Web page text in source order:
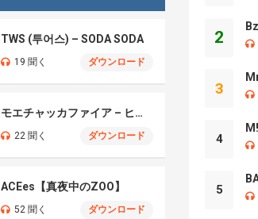
TWS (투어스) – SODA SODA
19 聞く ダウンロード
モエチャッカファイア – ヒューゴ、狛野真斗、ライト、セヴェリアン (Cover )
22 聞く ダウンロード
ACEes【真夜中のZOO】
52 聞く ダウンロード
2
3
4
5